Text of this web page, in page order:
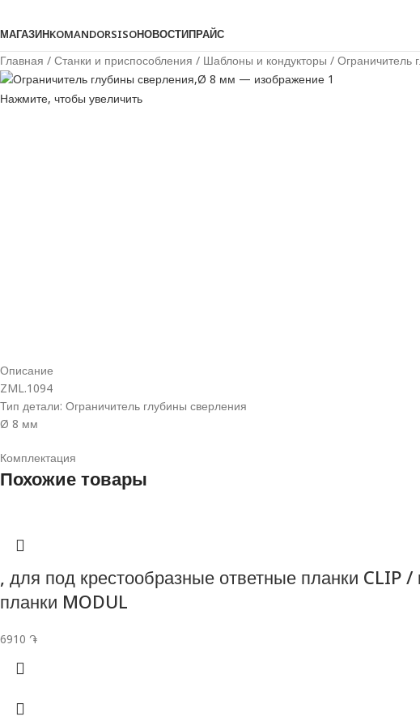
МАГАЗИНKOMANDORSISOНОВОСТИПРАЙС
Главная Станки и приспособления Шаблоны и кондукторы Ограничитель
Нажмите, чтобы увеличить
Описание
ZML.1094
Тип детали: Ограничитель глубины сверления
Ø 8 мм
Комплектация
Похожие товары
, для под крестообразные ответные планки CLIP
планки MODUL
6910 ֏